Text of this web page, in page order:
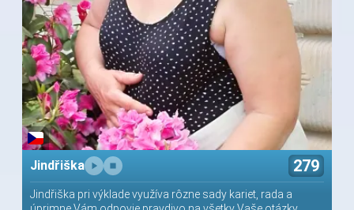
Jindřiška 279
Jindřiška pri výklade využíva rôzne sady kariet, rada a